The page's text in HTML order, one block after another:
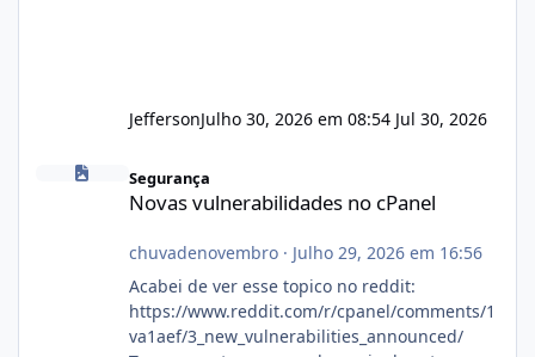
JeffersonJulho 30, 2026 em 08:54 Jul 30, 2026
Segurança
Novas vulnerabilidades no cPanel
chuvadenovembro· Julho 29, 2026 em 16:56
Acabei de ver esse topico no reddit:
https://www.reddit.com/r/cpanel/comments/1
va1aef/3_new_vulnerabilities_announced/